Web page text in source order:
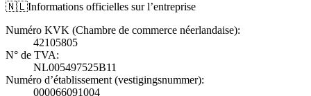
🇳🇱Informations officielles sur l’entreprise
Numéro KVK (Chambre de commerce néerlandaise):
42105805
N° de TVA:
NL005497525B11
Numéro d’établissement (vestigingsnummer):
000066091004